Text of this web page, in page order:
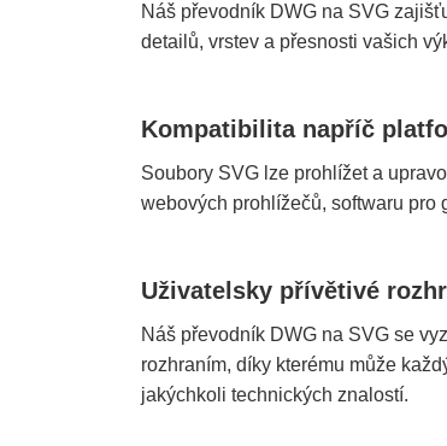
Náš převodník DWG na SVG
detailů, vrstev a přesnosti vašich
Kompatibilita napříč
Soubory SVG lze prohlížet a
webových prohlížečů, softwaru pro
Uživatelsky přívětivé
Náš převodník DWG na SVG se
rozhraním, díky kterému může
jakýchkoli technických znalostí.